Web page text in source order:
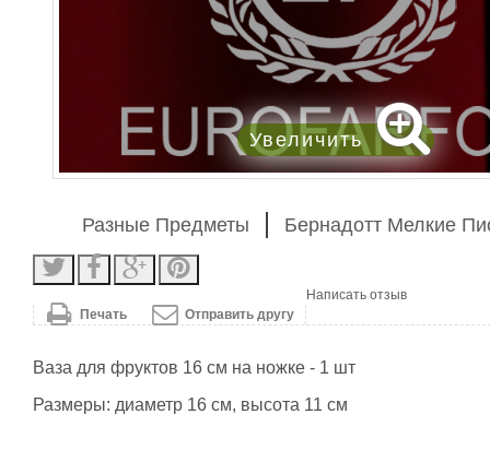
Увеличить
Разные Предметы Бернадотт Мелкие
Отправить другу
Печать
Написать отзыв
Ваза для фруктов 16 см на ножке - 1 шт
Размеры: диаметр 16 см, высота 11 см